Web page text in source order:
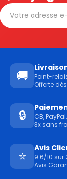
🚚
Point-
Offerte
🔒
CB,
3x sans
⭐
Avis
9.6/10 sur
Avis